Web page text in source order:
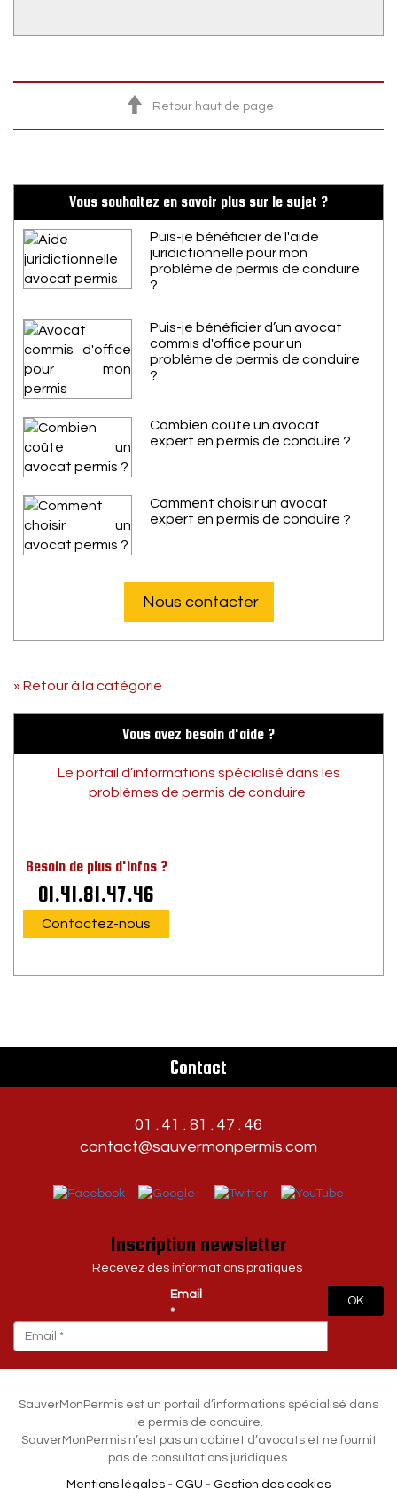
Retour haut de page
Vous souhaitez en savoir plus sur le sujet ?
Puis-je bénéficier de l'aide
juridictionnelle pour mon
problème de permis de conduire
?
Puis-je bénéficier d’un avocat
commis d'office pour un
problème de permis de conduire
?
Combien coûte un avocat
expert en permis de conduire ?
Comment choisir un avocat
expert en permis de conduire ?
Nous contacter
» Retour à la catégorie
Vous avez besoin d'aide ?
Le portail d’informations spécialisé dans les
problèmes de permis de conduire.
Besoin de plus d'infos ?
01.41.81.47.46
Contactez-nous
Contact
01 . 41 . 81 . 47 . 46
contact@sauvermonpermis.com
Inscription newsletter
Recevez des informations pratiques
Email
*
OK
SauverMonPermis est un portail d’informations spécialisé dans
le permis de conduire.
SauverMonPermis n’est pas un cabinet d’avocats et ne fournit
pas de consultations juridiques.
Mentions légales - CGU - Gestion des cookies